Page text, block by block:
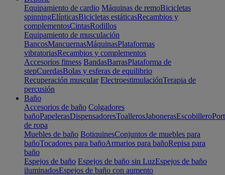
Equipamiento de cardio Máquinas de remoBicicletas
spinningElípticasBicicletas estáticasRecambios y
complementosCintasRodillos
Equipamiento de musculación
BancosMancuernasMáquinasPlataformas
vibratoriasRecambios y complementos
Accesorios fitness BandasBarrasPlataforma de
stepCuerdasBolas y esferas de equilibrio
Recuperación muscular ElectroestimulaciónTerapia de
percusión
Baño
Accesorios de baño Colgadores
bañoPapelerasDispensadoresToallerosJabonerasEscobillero
de ropa
Muebles de baño BotiquinesConjuntos de muebles para
bañoTocadores para bañoArmarios para bañoRepisa para
baño
Espejos de baño Espejos de baño sin LuzEspejos de baño
iluminadosEspejos de baño con aumento